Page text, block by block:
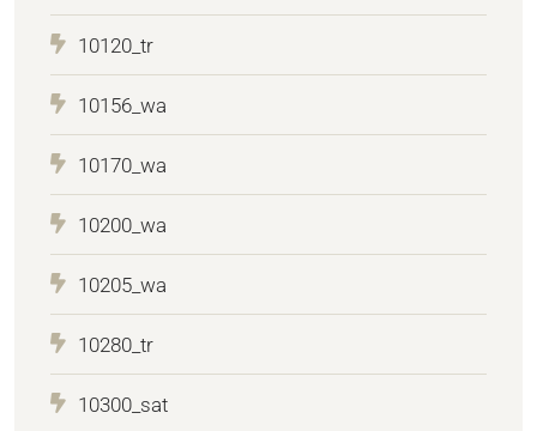
10120_tr
10156_wa
10170_wa
10200_wa
10205_wa
10280_tr
10300_sat